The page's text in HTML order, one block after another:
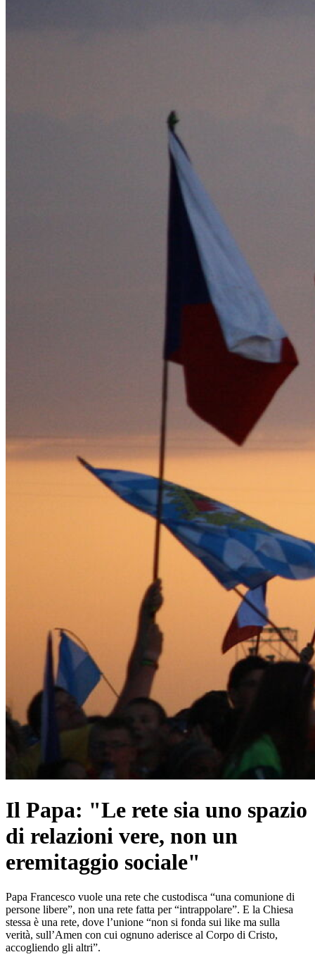
Il Papa: "Le rete sia uno spazio
di relazioni vere, non un
eremitaggio sociale"
Papa Francesco vuole una rete che custodisca “una comunione di
persone libere”, non una rete fatta per “intrappolare”. E la Chiesa
stessa è una rete, dove l’unione “non si fonda sui like ma sulla
verità, sull’Amen con cui ognuno aderisce al Corpo di Cristo,
accogliendo gli altri”.